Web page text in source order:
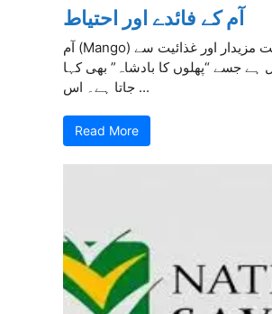
آم کے فائدے اور احتیاط
آم (Mango) ایک نہایت مزیدار اور غذائیت سے
ہے جسے “پھلوں کا بادشاہ” بھی کہا
جاتا ہے۔ اس ...
Read More